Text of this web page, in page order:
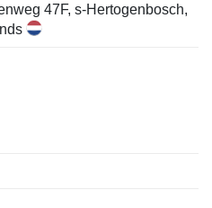
47F, s-Hertogenbosch,